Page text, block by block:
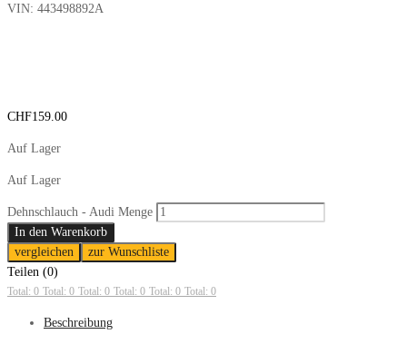
VIN: 443498892A
CHF159.00
Auf Lager
Auf Lager
Dehnschlauch - Audi Menge
In den Warenkorb
vergleichen
zur Wunschliste
Teilen (0)
Total: 0 Total: 0 Total: 0 Total: 0 Total: 0 Total: 0
Beschreibung